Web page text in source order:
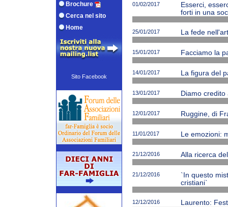
Brochure
Cerca nel sito
Home
Sito Facebook
01/02/2017
Esserci,
forti in una
25/01/2017 La fede
15/01/2017 Facciamo la
14/01/2017 La figura del
13/01/2017 Diamo
12/01/2017 Ruggine, di
11/01/2017 Le emozioni:
21/12/2016 Alla ricerca
21/12/2016
`In questo
cristiani`
12/12/2016 Laurento: